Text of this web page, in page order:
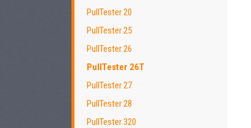
PullTester 20
PullTester 25
PullTester 26
PullTester 26T
PullTester 27
PullTester 28
PullTester 320